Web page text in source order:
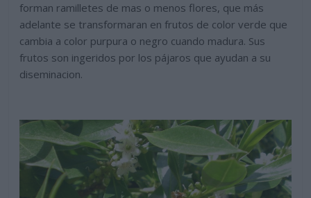
forman ramilletes de mas o menos flores, que más
adelante se transformaran en frutos de color verde que
cambia a color purpura o negro cuando madura. Sus
frutos son ingeridos por los pájaros que ayudan a su
diseminacion.